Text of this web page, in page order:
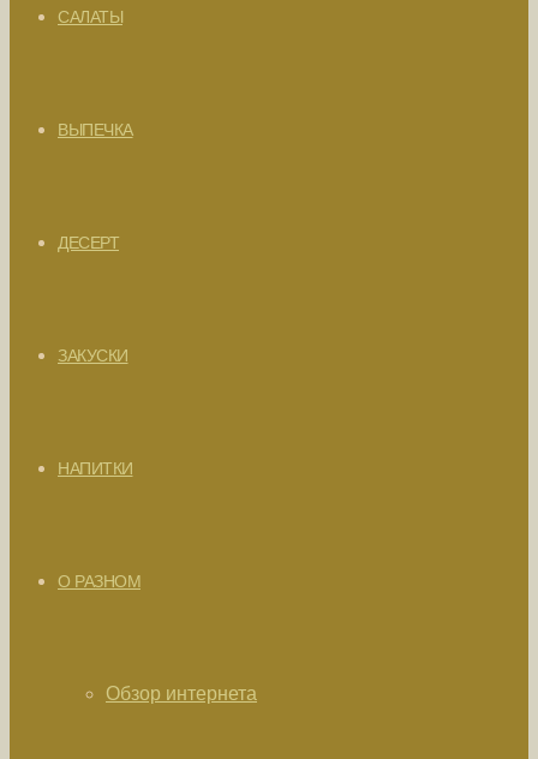
САЛАТЫ
ВЫПЕЧКА
ДЕСЕРТ
ЗАКУСКИ
НАПИТКИ
О РАЗНОМ
Обзор интернета